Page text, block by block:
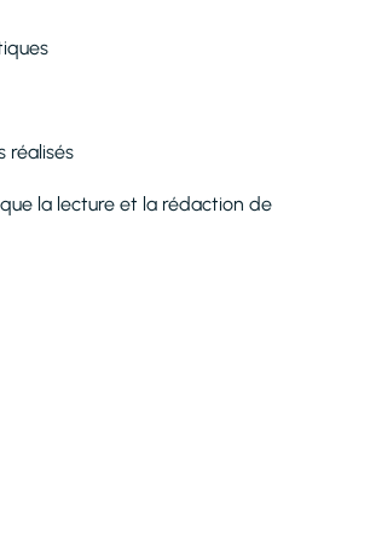
réalisés
la lecture et la rédaction de